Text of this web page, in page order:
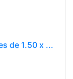
de 1.50 x ...